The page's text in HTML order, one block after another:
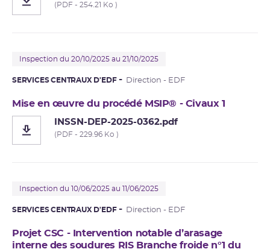
(PDF - 254.21 Ko )
Inspection du 20/10/2025 au 21/10/2025
SERVICES CENTRAUX D'EDF Direction - EDF
Mise en œuvre du procédé MSIP® - Civaux 1
INSSN-DEP-2025-0362.pdf
(PDF - 229.96 Ko )
Inspection du 10/06/2025 au 11/06/2025
SERVICES CENTRAUX D'EDF Direction - EDF
Projet CSC - Intervention notable d’arasage
interne des soudures RIS Branche froide n°1 du